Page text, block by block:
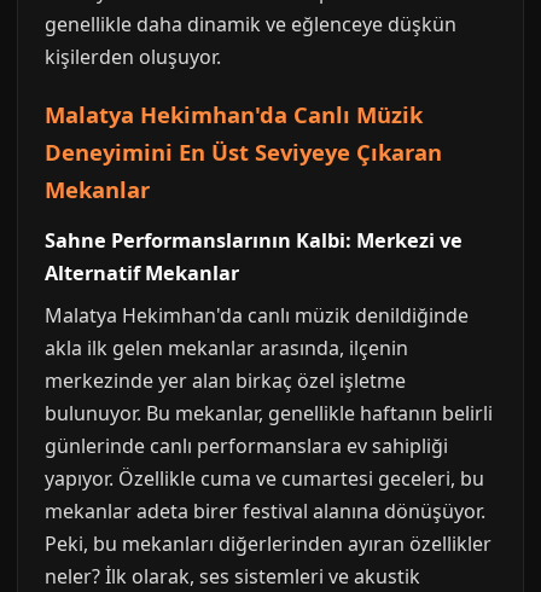
genellikle daha dinamik ve eğlenceye düşkün
kişilerden oluşuyor.
Malatya Hekimhan'da Canlı Müzik
Deneyimini En Üst Seviyeye Çıkaran
Mekanlar
Sahne Performanslarının Kalbi: Merkezi ve
Alternatif Mekanlar
Malatya Hekimhan'da canlı müzik denildiğinde
akla ilk gelen mekanlar arasında, ilçenin
merkezinde yer alan birkaç özel işletme
bulunuyor. Bu mekanlar, genellikle haftanın belirli
günlerinde canlı performanslara ev sahipliği
yapıyor. Özellikle cuma ve cumartesi geceleri, bu
mekanlar adeta birer festival alanına dönüşüyor.
Peki, bu mekanları diğerlerinden ayıran özellikler
neler? İlk olarak, ses sistemleri ve akustik